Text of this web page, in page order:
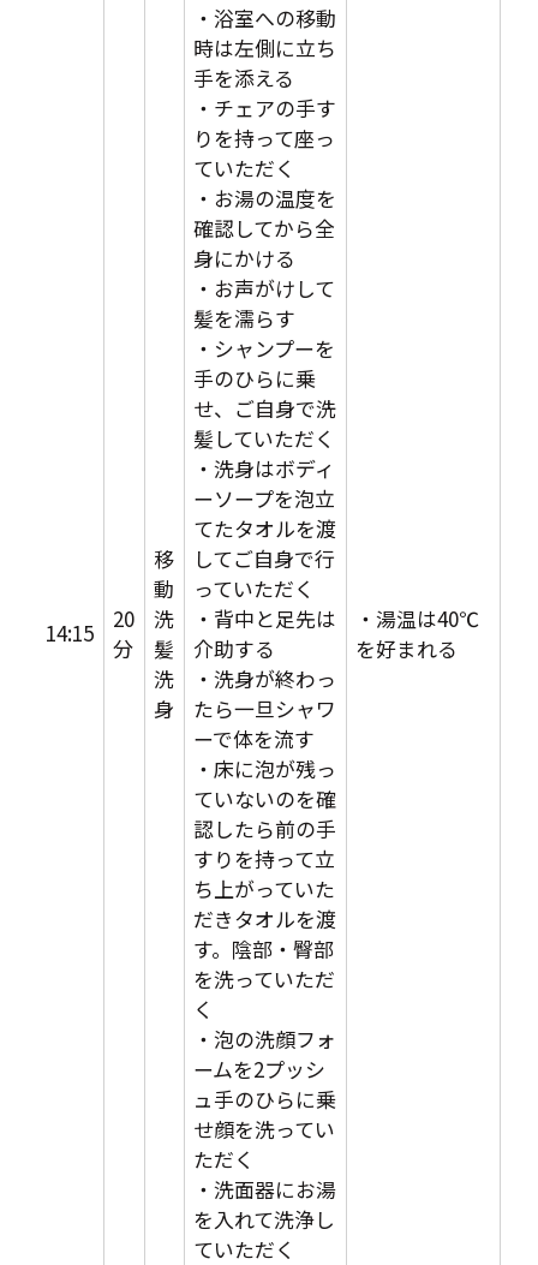
14:15
20
分
移
動
洗
髪
洗
身
・浴室への移動
時は左側に立ち
手を添える
・チェアの手す
りを持って座っ
ていただく
・お湯の温度を
確認してから全
身にかける
・お声がけして
髪を濡らす
・シャンプーを
手のひらに乗
せ、ご自身で洗
髪していただく
・洗身はボディ
ーソープを泡立
てたタオルを渡
してご自身で行
っていただく
・背中と足先は
介助する
・洗身が終わっ
たら一旦シャワ
ーで体を流す
・床に泡が残っ
ていないのを確
認したら前の手
すりを持って立
ち上がっていた
だきタオルを渡
す。陰部・臀部
を洗っていただ
く
・泡の洗顔フォ
ームを2プッシ
ュ手のひらに乗
せ顔を洗ってい
ただく
・洗面器にお湯
を入れて洗浄し
ていただく
・湯温は40℃
を好まれる